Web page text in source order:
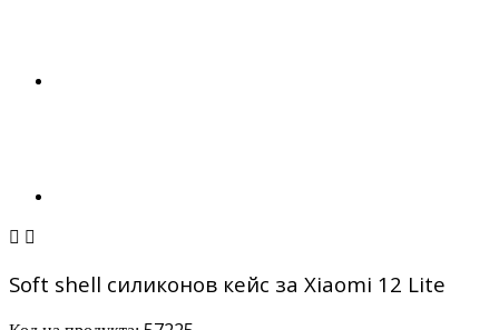
 
Soft shell силиконов кейс за Xiaomi 12 Lite